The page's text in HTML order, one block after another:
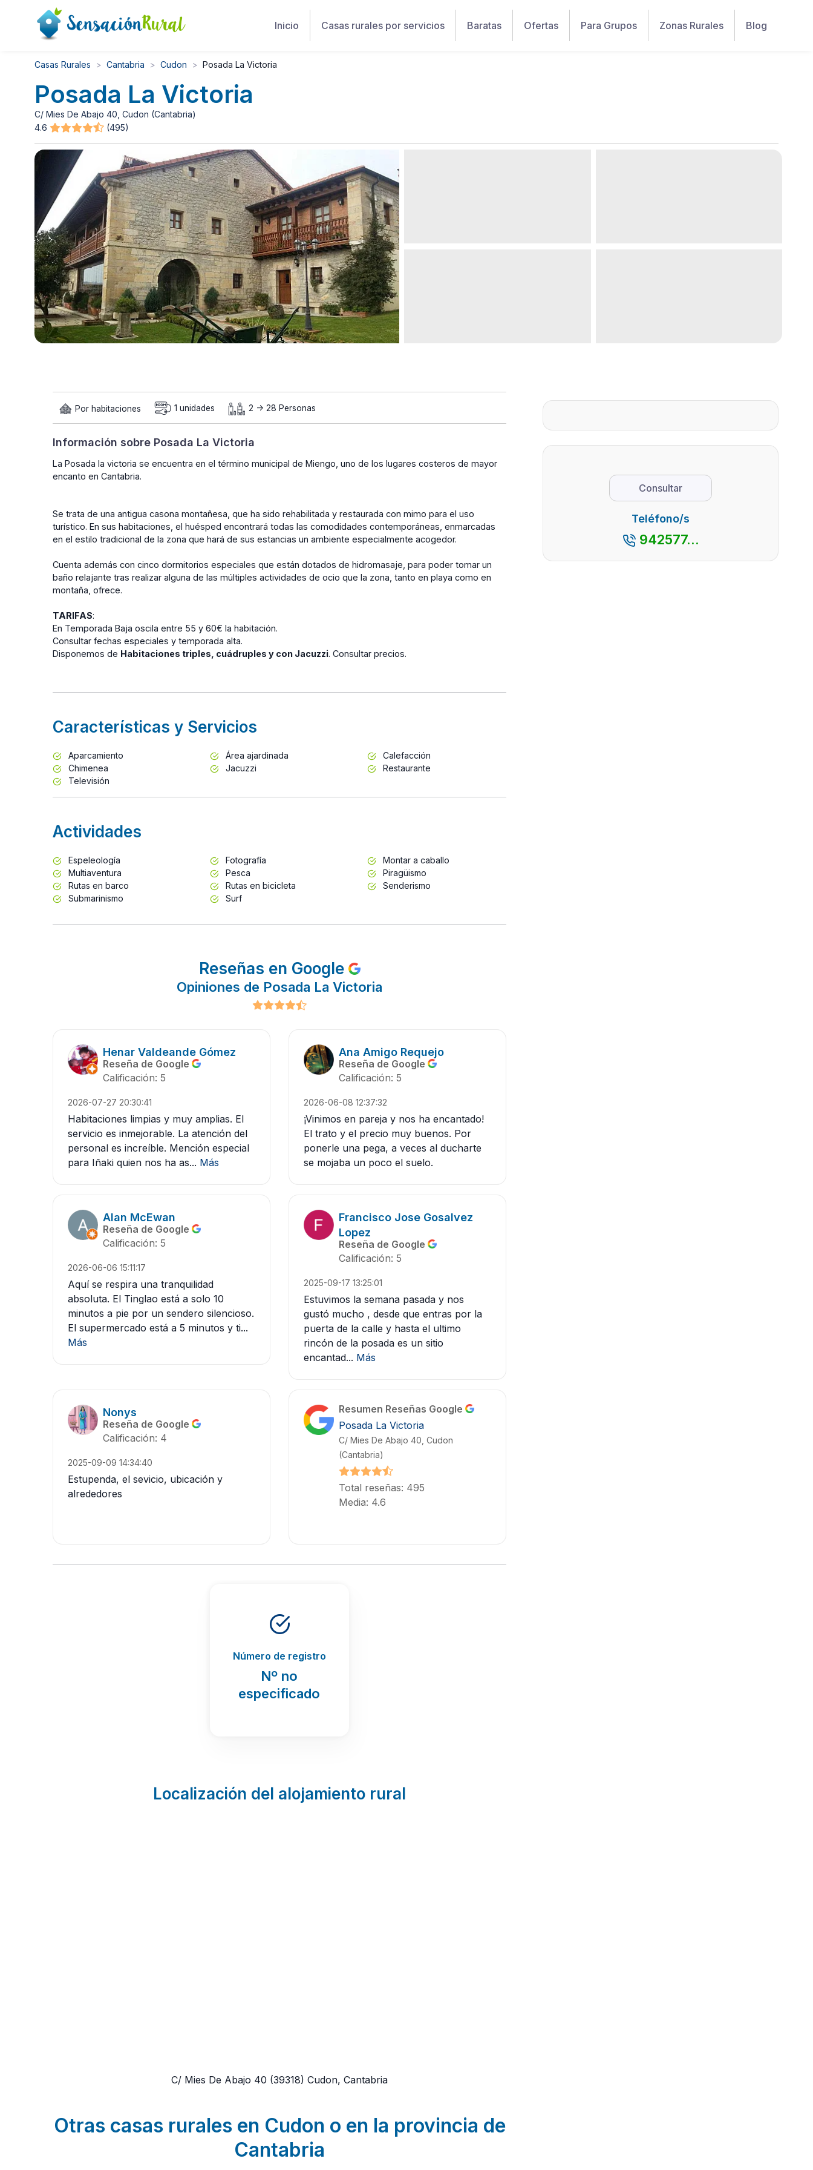
Inicio Casas rurales por servicios Baratas Ofertas Para Grupos Zonas Rurales Blog
Casas Rurales Cantabria Cudon Posada La Victoria
Posada La Victoria
C/ Mies De Abajo 40, Cudon (Cantabria)
4.6
(495)
Por habitaciones 1 unidades 2 -> 28 Personas
Información sobre Posada La Victoria
La Posada la victoria se encuentra en el término municipal de Miengo, uno de los lugares costeros de mayor
encanto en Cantabria.
Se trata de una antigua casona montañesa, que ha sido rehabilitada y restaurada con mimo para el uso
turístico. En sus habitaciones, el huésped encontrará todas las comodidades contemporáneas, enmarcadas
en el estilo tradicional de la zona que hará de sus estancias un ambiente especialmente acogedor.
Cuenta además con cinco dormitorios especiales que están dotados de hidromasaje, para poder tomar un
baño relajante tras realizar alguna de las múltiples actividades de ocio que la zona, tanto en playa como en
montaña, ofrece.
TARIFAS:
En Temporada Baja oscila entre 55 y 60€ la habitación.
Consultar fechas especiales y temporada alta.
Disponemos de Habitaciones triples, cuádruples y con Jacuzzi. Consultar precios.
Características y Servicios
Aparcamiento Área ajardinada
Calefacción
Chimenea
Jacuzzi
Restaurante
Televisión
Actividades
Espeleología Fotografía
Montar a caballo
Multiaventura
Pesca
Piragüismo
Rutas en barco
Rutas en bicicleta
Senderismo
Submarinismo
Surf
Reseñas en Google
Opiniones de Posada La Victoria
Henar Valdeande Gómez
Reseña de Google
Calificación: 5
2026-07-27 20:30:41
Habitaciones limpias y muy amplias. El
servicio es inmejorable. La atención del
personal es increíble. Mención especial
para Iñaki quien nos ha as... Más
Ana Amigo Requejo
Reseña de Google
Calificación: 5
2026-06-08 12:37:32
¡Vinimos en pareja y nos ha encantado!
El trato y el precio muy buenos. Por
ponerle una pega, a veces al ducharte
se mojaba un poco el suelo.
Alan McEwan
Reseña de Google
Calificación: 5
2026-06-06 15:11:17
Aquí se respira una tranquilidad
absoluta. El Tinglao está a solo 10
minutos a pie por un sendero silencioso.
El supermercado está a 5 minutos y ti...
Más
Francisco Jose Gosalvez
Lopez
Reseña de Google
Calificación: 5
2025-09-17 13:25:01
Estuvimos la semana pasada y nos
gustó mucho , desde que entras por la
puerta de la calle y hasta el ultimo
rincón de la posada es un sitio
encantad... Más
Nonys
Reseña de Google
Calificación: 4
2025-09-09 14:34:40
Estupenda, el sevicio, ubicación y
alrededores
Resumen Reseñas Google
Posada La Victoria
C/ Mies De Abajo 40, Cudon
(Cantabria)
Total reseñas: 495
Media: 4.6
Número de registro
Nº no
especificado
Localización del alojamiento rural
C/ Mies De Abajo 40 (39318) Cudon, Cantabria
Otras casas rurales en Cudon o en la provincia de
Cantabria
Consultar
Teléfono/s
942577...